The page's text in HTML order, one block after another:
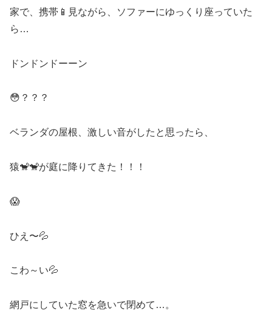
家で、携帯📱見ながら、ソファーにゆっくり座っていた
ら…
ドンドンドーーン
😳？？？
ベランダの屋根、激しい音がしたと思ったら、
猿🐒🐒が庭に降りてきた！！！
😱
ひえ〜💦
こわ～い💦
網戸にしていた窓を急いで閉めて…。